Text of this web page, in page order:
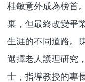
桂敏意外成為榜首
棄，但最終改變畢
生涯的不同道路。
選擇老人護理研究
士，指導教授的專